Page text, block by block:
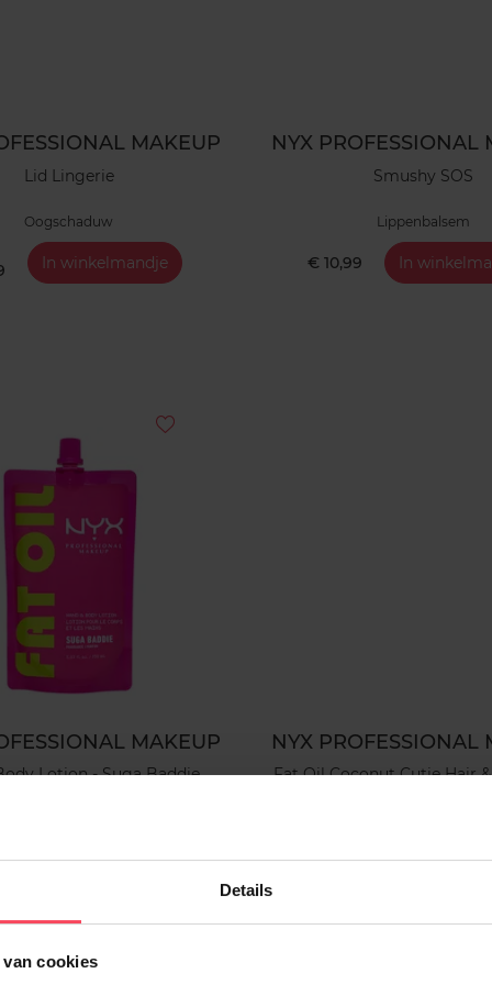
Details
cookies
MAKEUP
Lid Lingerie
Oogschaduw
In winkelmandje
NYX PROFESSIONAL
Smushy SOS
Lippenbalsem
€ 10,99 In
MAKEUP
Lotion - Suga Baddie
In winkelmandje
NYX PROFESSIONAL
Fat Oil Coconut Cutie Hair
€ 19,99 In